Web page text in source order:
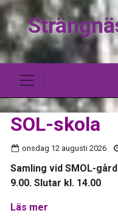
SOL-skola
onsdag 12 augusti 2026
Samling vid SMOL-
9.00. Slutar kl. 14.00
Läs mer